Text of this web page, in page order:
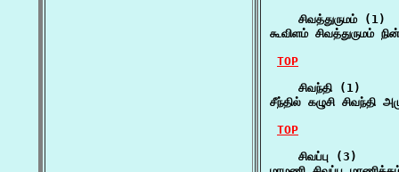
    சிவத்துருமம் (1)
கூவிளம் சிவத்துருமம்
TOP
    சிவந்தி (1)
சீந்தில் கழுசி சிவந்தி
TOP
    சிவப்பு (3)